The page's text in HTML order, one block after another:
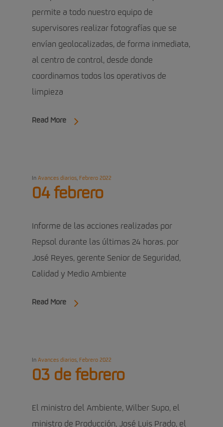
permite a todo nuestro equipo de
supervisores realizar fotografías que se
envían geolocalizadas, de forma inmediata,
al centro de control, desde donde
coordinamos todos los operativos de
limpieza
Read More
In Avances diarios, Febrero 2022
04 febrero
Informe de las acciones realizadas por
Repsol durante las últimas 24 horas. por
José Reyes, gerente Senior de Seguridad,
Calidad y Medio Ambiente
Read More
In Avances diarios, Febrero 2022
03 de febrero
El ministro del Ambiente, Wilber Supo, el
ministro de Producción, José Luis Prado, el